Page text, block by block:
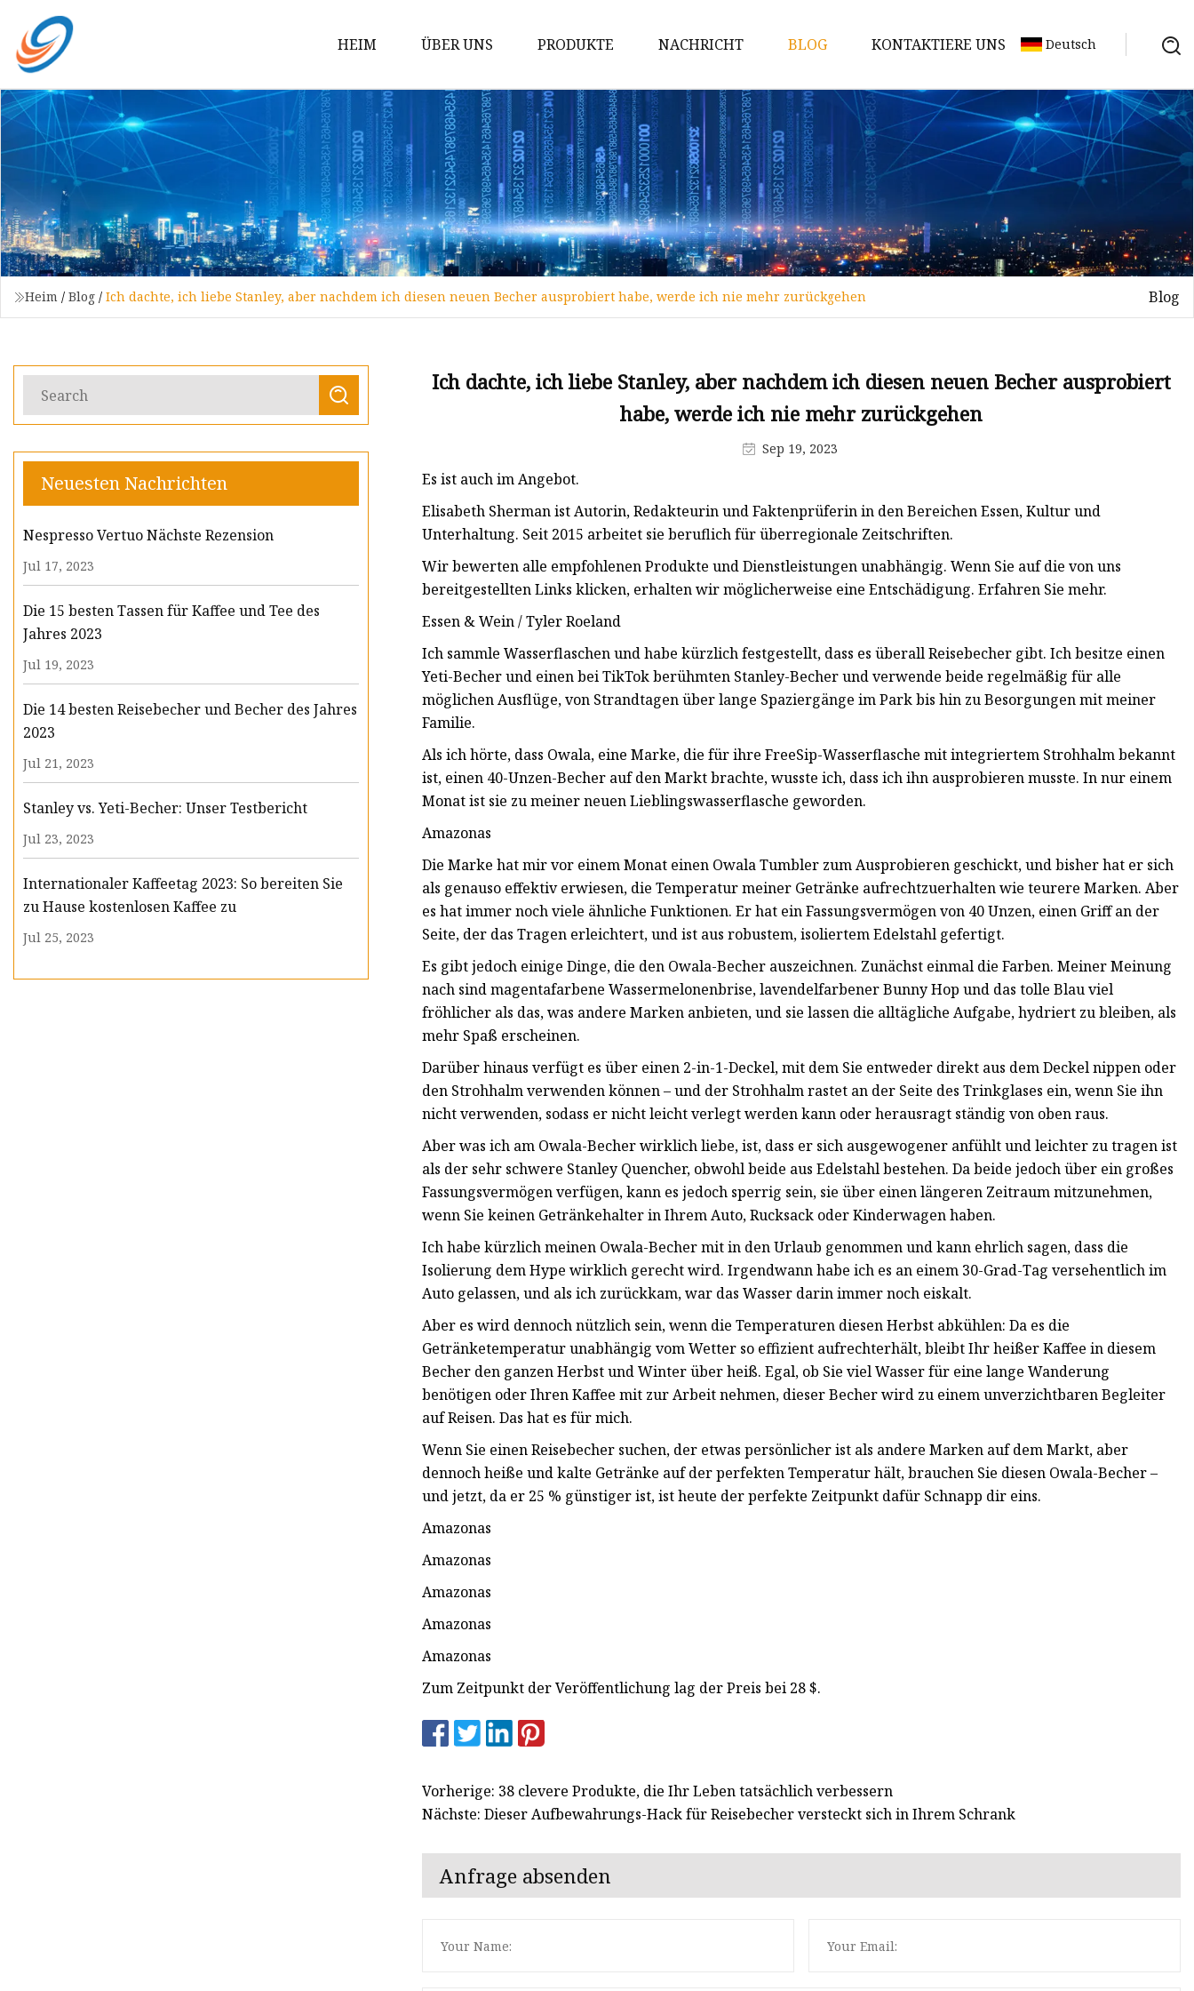
HEIM ÜBER UNS PRODUKTE
Dosenkühler
Thermosflasche
Reisebecher
Edelstahl-Wasserflasche
Sling-Isolierflasche
Doppelwandiger Reisebecher
Einwandiger Reisebecher
Doppelwandige Edelstahl-
Wasserflasche
Einwandige Wasserflasche aus
NACHRICHT BLOG KONTAKTIERE UNS Deutsch
Heim / Blog / Ich dachte, ich liebe Stanley, aber nachdem ich diesen neuen Becher ausprobiert habe, werde ich nie mehr zurückgehen Blog
Neuesten Nachrichten
Nespresso Vertuo Nächste Rezension
Jul 17, 2023
Die 15 besten Tassen für Kaffee und Tee des
Jahres 2023
Jul 19, 2023
Die 14 besten Reisebecher und Becher des Jahres
2023
Jul 21, 2023
Stanley vs. Yeti-Becher: Unser Testbericht
Jul 23, 2023
Internationaler Kaffeetag 2023: So bereiten Sie
zu Hause kostenlosen Kaffee zu
Jul 25, 2023
Ich dachte, ich liebe Stanley, aber nachdem ich diesen neuen Becher ausprobiert
habe, werde ich nie mehr zurückgehen
Sep 19, 2023
Es ist auch im Angebot.
Elisabeth Sherman ist Autorin, Redakteurin und Faktenprüferin in den Bereichen Essen, Kultur und
Unterhaltung. Seit 2015 arbeitet sie beruflich für überregionale Zeitschriften.
Wir bewerten alle empfohlenen Produkte und Dienstleistungen unabhängig. Wenn Sie auf die von uns
bereitgestellten Links klicken, erhalten wir möglicherweise eine Entschädigung. Erfahren Sie mehr.
Essen & Wein / Tyler Roeland
Ich sammle Wasserflaschen und habe kürzlich festgestellt, dass es überall Reisebecher gibt. Ich besitze einen
Yeti-Becher und einen bei TikTok berühmten Stanley-Becher und verwende beide regelmäßig für alle
möglichen Ausflüge, von Strandtagen über lange Spaziergänge im Park bis hin zu Besorgungen mit meiner
Familie.
Als ich hörte, dass Owala, eine Marke, die für ihre FreeSip-Wasserflasche mit integriertem Strohhalm bekannt
ist, einen 40-Unzen-Becher auf den Markt brachte, wusste ich, dass ich ihn ausprobieren musste. In nur einem
Monat ist sie zu meiner neuen Lieblingswasserflasche geworden.
Amazonas
Die Marke hat mir vor einem Monat einen Owala Tumbler zum Ausprobieren geschickt, und bisher hat er sich
als genauso effektiv erwiesen, die Temperatur meiner Getränke aufrechtzuerhalten wie teurere Marken. Aber
es hat immer noch viele ähnliche Funktionen. Er hat ein Fassungsvermögen von 40 Unzen, einen Griff an der
Seite, der das Tragen erleichtert, und ist aus robustem, isoliertem Edelstahl gefertigt.
Es gibt jedoch einige Dinge, die den Owala-Becher auszeichnen. Zunächst einmal die Farben. Meiner Meinung
nach sind magentafarbene Wassermelonenbrise, lavendelfarbener Bunny Hop und das tolle Blau viel
fröhlicher als das, was andere Marken anbieten, und sie lassen die alltägliche Aufgabe, hydriert zu bleiben, als
mehr Spaß erscheinen.
Darüber hinaus verfügt es über einen 2-in-1-Deckel, mit dem Sie entweder direkt aus dem Deckel nippen oder
den Strohhalm verwenden können – und der Strohhalm rastet an der Seite des Trinkglases ein, wenn Sie ihn
nicht verwenden, sodass er nicht leicht verlegt werden kann oder herausragt ständig von oben raus.
Aber was ich am Owala-Becher wirklich liebe, ist, dass er sich ausgewogener anfühlt und leichter zu tragen ist
als der sehr schwere Stanley Quencher, obwohl beide aus Edelstahl bestehen. Da beide jedoch über ein großes
Fassungsvermögen verfügen, kann es jedoch sperrig sein, sie über einen längeren Zeitraum mitzunehmen,
wenn Sie keinen Getränkehalter in Ihrem Auto, Rucksack oder Kinderwagen haben.
Ich habe kürzlich meinen Owala-Becher mit in den Urlaub genommen und kann ehrlich sagen, dass die
Isolierung dem Hype wirklich gerecht wird. Irgendwann habe ich es an einem 30-Grad-Tag versehentlich im
Auto gelassen, und als ich zurückkam, war das Wasser darin immer noch eiskalt.
Aber es wird dennoch nützlich sein, wenn die Temperaturen diesen Herbst abkühlen: Da es die
Getränketemperatur unabhängig vom Wetter so effizient aufrechterhält, bleibt Ihr heißer Kaffee in diesem
Becher den ganzen Herbst und Winter über heiß. Egal, ob Sie viel Wasser für eine lange Wanderung
benötigen oder Ihren Kaffee mit zur Arbeit nehmen, dieser Becher wird zu einem unverzichtbaren Begleiter
auf Reisen. Das hat es für mich.
Wenn Sie einen Reisebecher suchen, der etwas persönlicher ist als andere Marken auf dem Markt, aber
dennoch heiße und kalte Getränke auf der perfekten Temperatur hält, brauchen Sie diesen Owala-Becher –
und jetzt, da er 25 % günstiger ist, ist heute der perfekte Zeitpunkt dafür Schnapp dir eins.
Amazonas
Amazonas
Amazonas
Amazonas
Amazonas
Zum Zeitpunkt der Veröffentlichung lag der Preis bei 28 $.
Vorherige: 38 clevere Produkte, die Ihr Leben tatsächlich verbessern
Nächste: Dieser Aufbewahrungs-Hack für Reisebecher versteckt sich in Ihrem Schrank
Anfrage absenden